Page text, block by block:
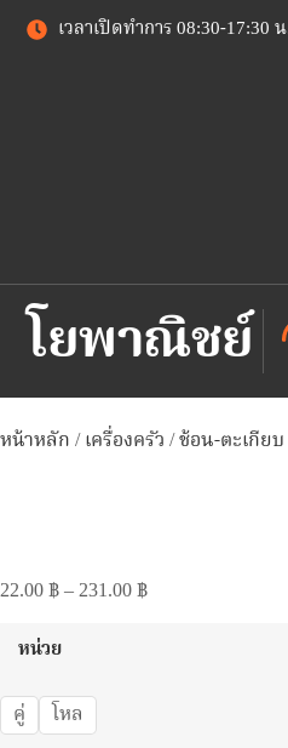
เวลาเปิดทำการ 08:30-
โยพาณิชย์
หน้าหลัก/เครื่องครัว/ช้อน-ตะเกียบ
22.00฿–231.00฿
หน่วย
คู่ โหล